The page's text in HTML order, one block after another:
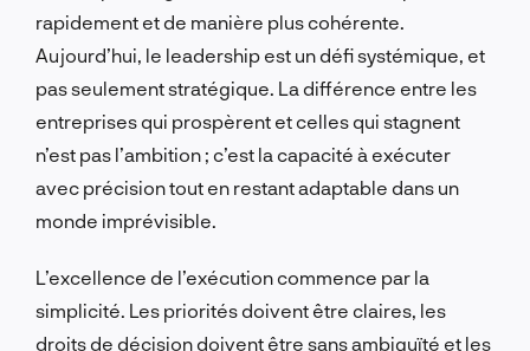
rapidement et de manière plus cohérente.
Aujourd’hui, le leadership est un défi systémique, et
pas seulement stratégique. La différence entre les
entreprises qui prospèrent et celles qui stagnent
n’est pas l’ambition ; c’est la capacité à exécuter
avec précision tout en restant adaptable dans un
monde imprévisible.
L’excellence de l’exécution commence par la
simplicité. Les priorités doivent être claires, les
droits de décision doivent être sans ambiguïté et les